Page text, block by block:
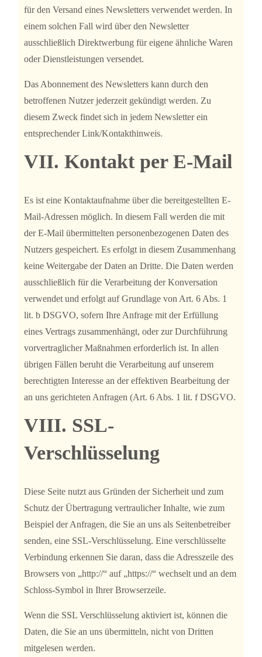
für den Versand eines Newsletters verwendet werden. In
einem solchen Fall wird über den Newsletter
ausschließlich Direktwerbung für eigene ähnliche Waren
oder Dienstleistungen versendet.
Das Abonnement des Newsletters kann durch den
betroffenen Nutzer jederzeit gekündigt werden. Zu
diesem Zweck findet sich in jedem Newsletter ein
entsprechender Link/Kontakthinweis.
VII. Kontakt per E-Mail
Es ist eine Kontaktaufnahme über die bereitgestellten E-
Mail-Adressen möglich. In diesem Fall werden die mit
der E-Mail übermittelten personenbezogenen Daten des
Nutzers gespeichert. Es erfolgt in diesem Zusammenhang
keine Weitergabe der Daten an Dritte. Die Daten werden
ausschließlich für die Verarbeitung der Konversation
verwendet und erfolgt auf Grundlage von Art. 6 Abs. 1
lit. b DSGVO, sofern Ihre Anfrage mit der Erfüllung
eines Vertrags zusammenhängt, oder zur Durchführung
vorvertraglicher Maßnahmen erforderlich ist. In allen
übrigen Fällen beruht die Verarbeitung auf unserem
berechtigten Interesse an der effektiven Bearbeitung der
an uns gerichteten Anfragen (Art. 6 Abs. 1 lit. f DSGVO.
VIII. SSL-
Verschlüsselung
Diese Seite nutzt aus Gründen der Sicherheit und zum
Schutz der Übertragung vertraulicher Inhalte, wie zum
Beispiel der Anfragen, die Sie an uns als Seitenbetreiber
senden, eine SSL-Verschlüsselung. Eine verschlüsselte
Verbindung erkennen Sie daran, dass die Adresszeile des
Browsers von „http://“ auf „https://“ wechselt und an dem
Schloss-Symbol in Ihrer Browserzeile.
Wenn die SSL Verschlüsselung aktiviert ist, können die
Daten, die Sie an uns übermitteln, nicht von Dritten
mitgelesen werden.